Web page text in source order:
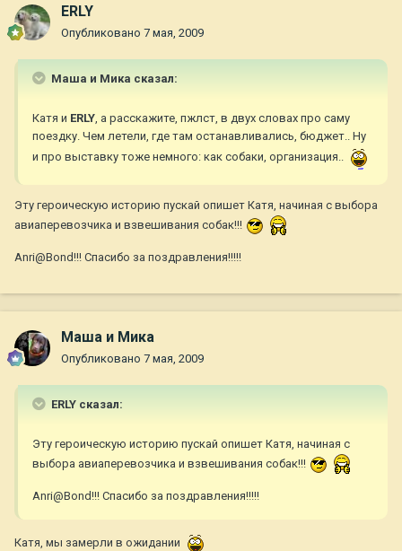
ERLY
Опубликовано 7 мая, 2009
Маша и Мика сказал:
Катя и ERLY, а расскажите, пжлст, в двух словах про саму
поездку. Чем летели, где там останавливались, бюджет.. Ну
и про выставку тоже немного: как собаки, организация..
Эту героическую историю пускай опишет Катя, начиная с выбора
авиаперевозчика и взвешивания собак!!!
Anri@Bond!!! Спасибо за поздравления!!!!!
Маша и Мика
Опубликовано 7 мая, 2009
ERLY сказал:
Эту героическую историю пускай опишет Катя, начиная с
выбора авиаперевозчика и взвешивания собак!!!
Anri@Bond!!! Спасибо за поздравления!!!!!
Катя, мы замерли в ожидании